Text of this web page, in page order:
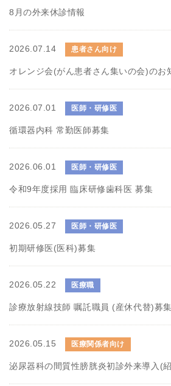
8月の外来休診情報
2026.07.14 患者さん向け
オレンジ会(がん患者さん集いの会)のお
2026.07.01 医師・研修医
循環器内科 常勤医師募集
2026.06.01 医師・研修医
令和9年度採用 臨床研修歯科医 募集
2026.05.27 医師・研修医
初期研修医(医科)募集
2026.05.22 医療職
診療放射線技師 嘱託職員 (産休代替)募集
2026.05.15 医療関係者向け
泌尿器科の間質性膀胱炎初診外来導入(